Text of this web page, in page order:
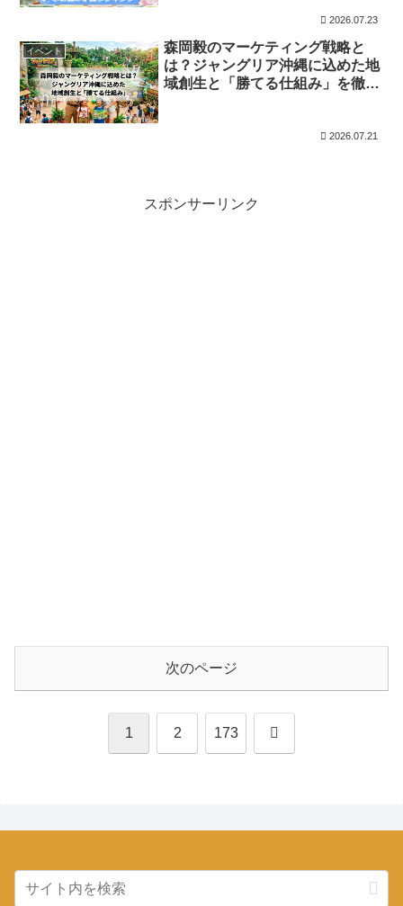
2026.07.23
イベント
森岡毅のマーケティング戦略と
は？ジャングリア沖縄に込めた地
域創生と「勝てる仕組み」を徹底
2026.07.21
スポンサーリンク
次のページ
1 2 173 次